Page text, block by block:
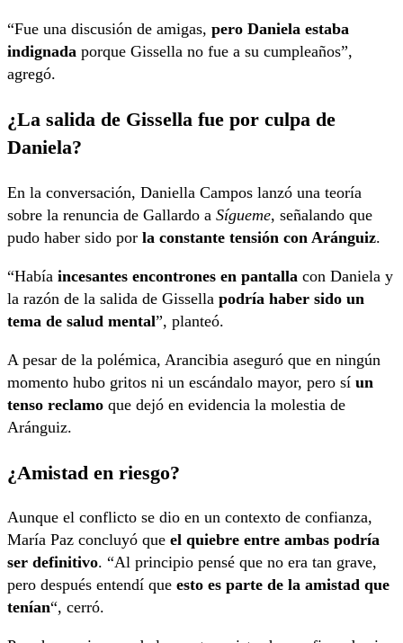
“Fue una discusión de amigas, pero Daniela estaba
indignada porque Gissella no fue a su cumpleaños”,
agregó.
¿La salida de Gissella fue por culpa de
Daniela?
En la conversación, Daniella Campos lanzó una teoría
sobre la renuncia de Gallardo a Sígueme, señalando que
pudo haber sido por la constante tensión con Aránguiz.
“Había incesantes encontrones en pantalla con Daniela y
la razón de la salida de Gissella podría haber sido un
tema de salud mental”, planteó.
A pesar de la polémica, Arancibia aseguró que en ningún
momento hubo gritos ni un escándalo mayor, pero sí un
tenso reclamo que dejó en evidencia la molestia de
Aránguiz.
¿Amistad en riesgo?
Aunque el conflicto se dio en un contexto de confianza,
María Paz concluyó que el quiebre entre ambas podría
ser definitivo. “Al principio pensé que no era tan grave,
pero después entendí que esto es parte de la amistad que
tenían“, cerró.